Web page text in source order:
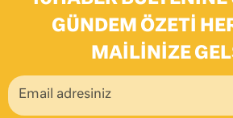
GÜNDEM ÖZETI
MAILINIZE